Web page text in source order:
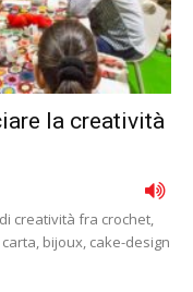
la creatività
creatività fra crochet,
bijoux, cake-design